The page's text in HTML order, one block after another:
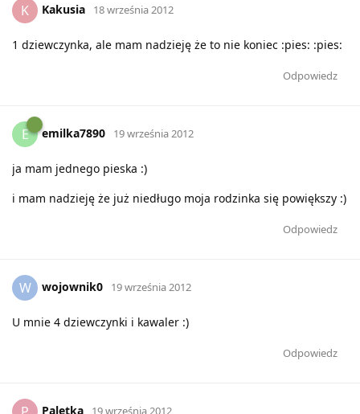
K Kakusia 18 września 2012
1 dziewczynka, ale mam nadzieję że to nie koniec :pies: :pies:
Odpowiedz
E emilka7890 19 września 2012
ja mam jednego pieska :)
i mam nadzieję że już niedługo moja rodzinka się powiększy :)
Odpowiedz
W wojownik0 19 września 2012
U mnie 4 dziewczynki i kawaler :)
Odpowiedz
Paletka 19 września 2012